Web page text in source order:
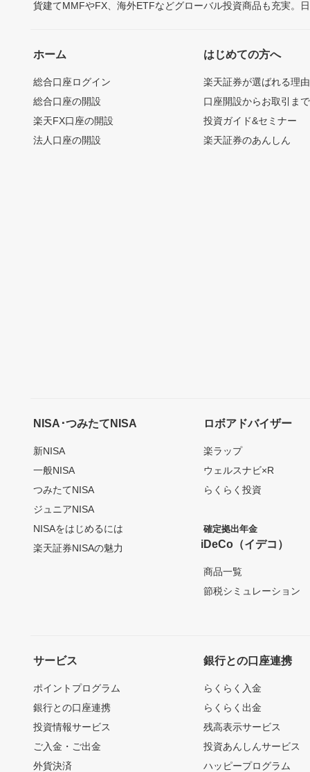
貨建てMMFやFX、海外ETFなどグローバル投資商品も充実。
ホーム
総合口座ログイン
総合口座の開設
楽天FX口座の開設
法人口座の開設
はじめての方へ
楽天証券が選ばれる理由
口座開設からお取引ま
投資ガイド&セミナー
楽天証券のあんしん
NISA･つみたてNISA
新NISA
一般NISA
つみたてNISA
ジュニアNISA
NISAをはじめるには
楽天証券NISAの魅力
ロボアドバイザー
楽ラップ
ウェルスナビ×R
らくらく投資
確定拠出年金
iDeCo（イデコ）
商品一覧
節税シミュレーション
サービス
ポイントプログラム
銀行との口座連携
投資情報サービス
ご入金・ご出金
外貨決済
銀行との口座連携
らくらく入金
らくらく出金
残高表示サービス
投資あんしんサービス
ハッピープログラム